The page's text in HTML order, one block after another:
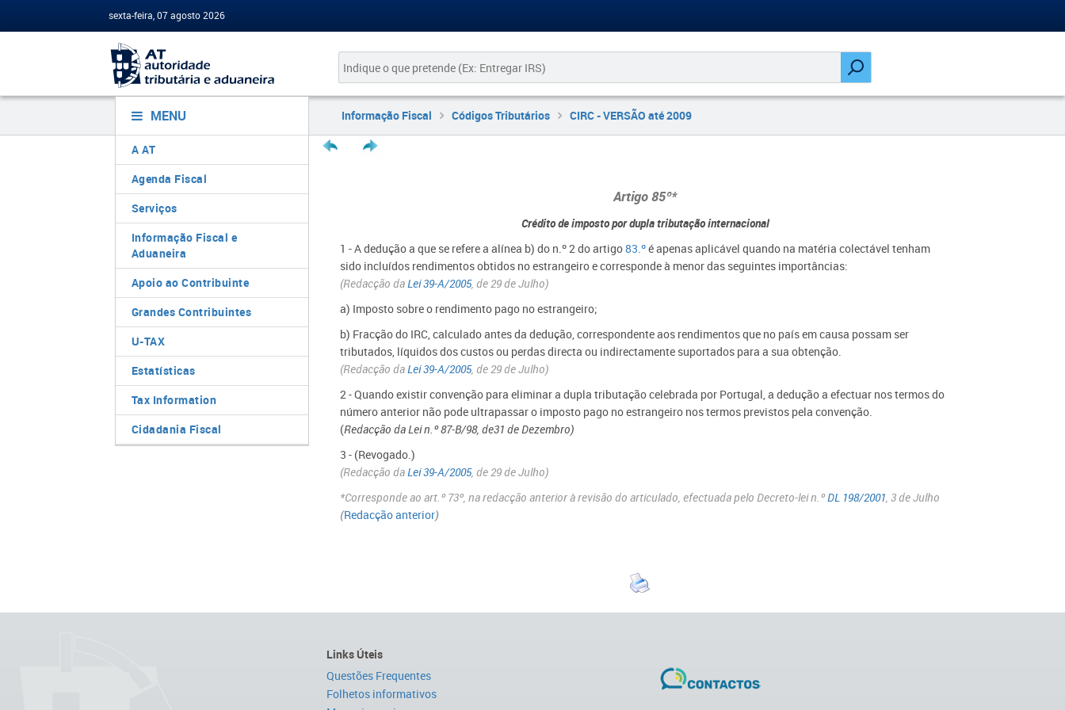
sexta-feira, 07 agosto 2026
MENU
A AT
Agenda Fiscal
Serviços
Informação Fiscal e
Aduaneira
Apoio ao Contribuinte
Grandes Contribuintes
U-TAX
Estatísticas
Tax Information
Cidadania Fiscal
Informação Fiscal Códigos Tributários CIRC - VERSÃO até 2009
Artigo 85º*
Crédito de imposto por dupla tributação internacional
1 - A dedução a que se refere a alínea b) do n.º 2 do artigo83.ºé apenas aplicável quando na matéria colectável tenham
sido incluídos rendimentos obtidos no estrangeiro e corresponde à menor das seguintes importâncias:
(Redacção daLei 39-A/2005, de 29 de Julho)
a) Imposto sobre o rendimento pago no estrangeiro;
b) Fracção do IRC, calculado antes da dedução, correspondente aos rendimentos que no país em causa possam ser
tributados, líquidos dos custos ou perdas directa ou indirectamente suportados para a sua obtenção.
(Redacção daLei 39-A/2005, de 29 de Julho)
2 - Quando existir convenção para eliminar a dupla tributação celebrada por Portugal, a dedução a efectuar nos termos do
número anterior não pode ultrapassar o imposto pago no estrangeiro nos termos previstos pela convenção.
(Redacção da Lei n.º 87-B/98, de31 de Dezembro)
3 - (Revogado.)
(Redacção daLei 39-A/2005, de 29 de Julho)
*Corresponde ao art.º 73º, na redacção anterior à revisão do articulado, efectuada pelo Decreto-lei n.ºDL 198/2001, 3 de Julho
(Redacção anterior)
Links Úteis
Questões Frequentes
Folhetos informativos